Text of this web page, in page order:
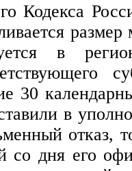
Кодекса
в
30
в
отказ,
со дня его